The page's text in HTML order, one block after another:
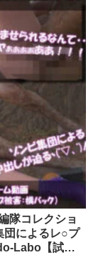
隊コレクショ
団によるレ○プ
Labo【試し